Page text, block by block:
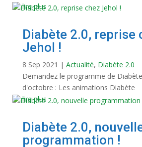
lire plus
Diabète 2.0, reprise
Jehol !
8 Sep 2021 | Actualité, Diabète 2.0
Demandez le programme de
d'octobre : Les animations Diabète
lire plus
Diabète 2.0,
programmation !